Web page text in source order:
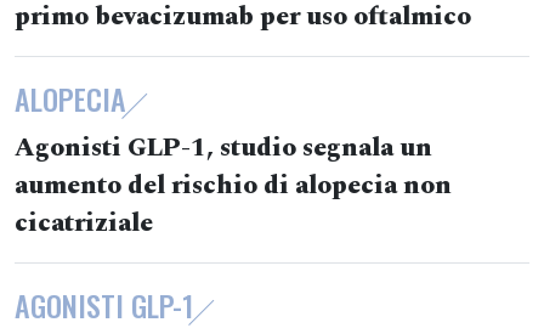
primo bevacizumab per uso oftalmico
ALOPECIA
Agonisti GLP-1, studio segnala un
aumento del rischio di alopecia non
cicatriziale
AGONISTI GLP-1